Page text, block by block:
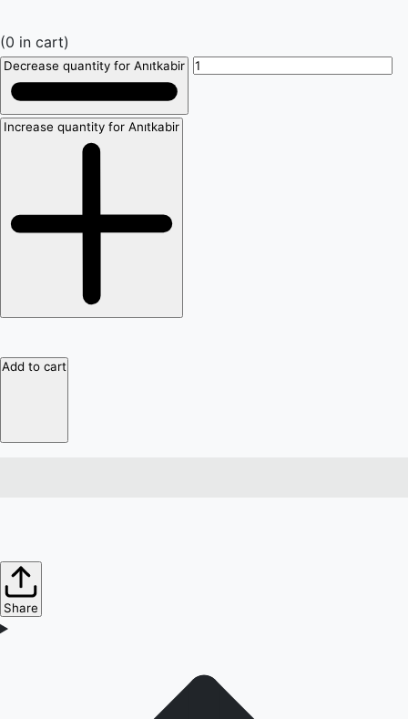
(0 in cart)
Decrease quantity for Anıtkabir
Increase quantity for Anıtkabir
Add to cart
Share